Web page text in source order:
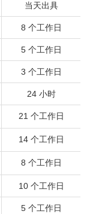
当天出具
8 个工作日
5 个工作日
3 个工作日
24 小时
21 个工作日
14 个工作日
8 个工作日
10 个工作日
5 个工作日